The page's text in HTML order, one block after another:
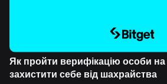
Як пройти верифікацію особи на
захистити себе від шахрайства